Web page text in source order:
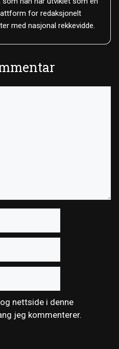
for redaksjonelt
med nasjonal rekkevidde.
nettside i denne
jeg kommenterer.